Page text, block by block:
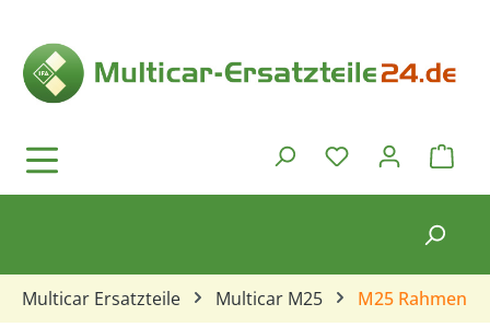
Du hast 0
Multicar Ersatzteile Multicar M25 M25 Rahmen